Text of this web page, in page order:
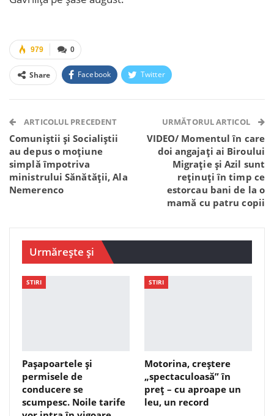
0
979
Share Facebook Twitter
Telegram WhatsApp Viber
ARTICOLUL PRECEDENT
Comuniștii și Socialiștii
au depus o moțiune
simplă împotriva
ministrului Sănătății, Ala
Nemerenco
URMĂTORUL ARTICOL
VIDEO/ Momentul în care
doi angajați ai Biroului
Migraţie şi Azil sunt
reținuți în timp ce
estorcau bani de la o
mamă cu patru copii
Urmărește și
STIRI
Pașapoartele și
permisele de
conducere se
scumpesc. Noile tarife
STIRI
Motorina, creștere
„spectaculoasă” în
preț – cu aproape un
leu, un record